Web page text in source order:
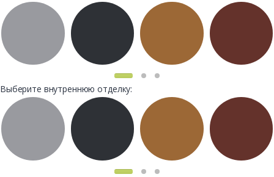
Выберите внутреннюю отделку: